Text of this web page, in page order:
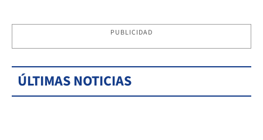
PUBLICIDAD
ÚLTIMAS NOTICIAS